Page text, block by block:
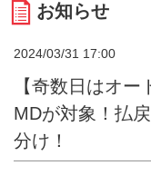
お知らせ
2024/03/31 17:00
【奇数日はオ
MDが対象！払
分け！